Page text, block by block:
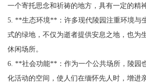
一个寄托思念和祈祷的地方，具有一定的精
5. **生态环境**：许多现代陵园注重环境与
式的绿地，不仅为逝者提供安息之地，也为
休闲场所。
6. **社会功能**：作为一个公共场所，陵园
化活动的空间，使人们在缅怀先人时，增进